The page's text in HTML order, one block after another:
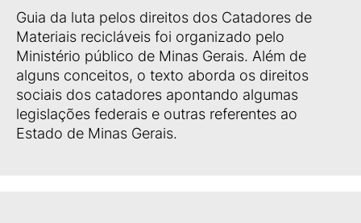
Guia da luta pelos direitos dos Catadores de
Materiais recicláveis foi organizado pelo
Ministério público de Minas Gerais. Além de
alguns conceitos, o texto aborda os direitos
sociais dos catadores apontando algumas
legislações federais e outras referentes ao
Estado de Minas Gerais.